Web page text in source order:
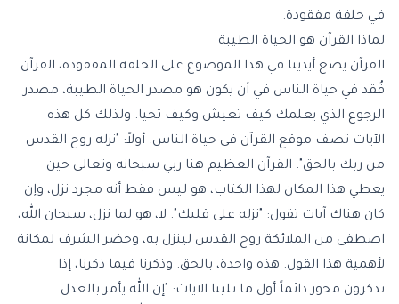
في حلقة مفقودة.
لماذا القرآن هو الحياة الطيبة
القرآن يضع أيدينا في هذا الموضوع على الحلقة المفقودة، القرآن
فُقد في حياة الناس في أن يكون هو مصدر الحياة الطيبة، مصدر
الرجوع الذي يعلمك كيف تعيش وكيف تحيا. ولذلك كل هذه
الآيات تصف موقع القرآن في حياة الناس. أولاً: "نزله روح القدس
من ربك بالحق". القرآن العظيم هنا ربي سبحانه وتعالى حين
يعطي هذا المكان لهذا الكتاب، هو ليس فقط أنه مجرد نزل، وإن
كان هناك آيات تقول: "نزله على قلبك". لا، هو لما نزل، سبحان الله،
اصطفى من الملائكة روح القدس لينزل به، وحضر الشرف لمكانة
لأهمية هذا القول. هذه واحدة، بالحق. وذكرنا فيما ذكرنا، إذا
تذكرون محور دائماً أول ما تلينا الآيات: " إن الله يأمر بالعدل